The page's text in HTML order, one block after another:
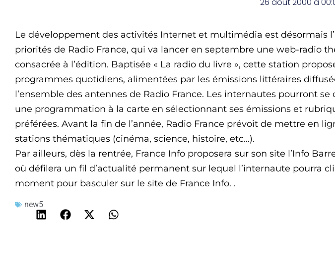
Le développement des activités Internet et multimédia est désormais
priorités de Radio France, qui va lancer en septembre une web-radio
consacrée à l’édition. Baptisée « La radio du livre », cette station
programmes quotidiens, alimentées par les émissions littéraires
l’ensemble des antennes de Radio France. Les internautes pourront se
une programmation à la carte en sélectionnant ses émissions et
préférées. Avant la fin de l’année, Radio France prévoit de mettre en
stations thématiques (cinéma, science, histoire, etc…).
Par ailleurs, dès la rentrée, France Info proposera sur son site l’Info
où défilera un fil d’actualité permanent sur lequel l’internaute pourra
moment pour basculer sur le site de France Info. .
new5